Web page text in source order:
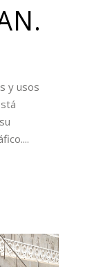
y usos